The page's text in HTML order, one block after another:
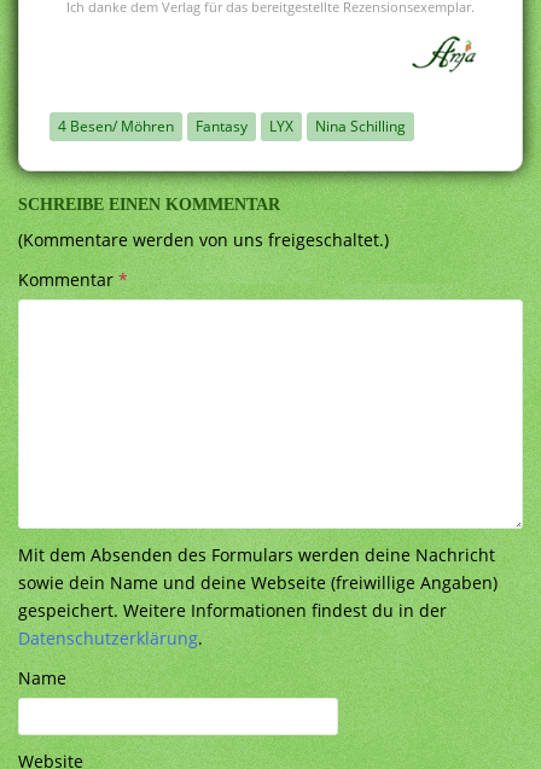
Ich danke dem Verlag für das bereitgestellte Rezensionsexemplar.
4 Besen/ Möhren Fantasy LYX Nina Schilling
SCHREIBE EINEN KOMMENTAR
(Kommentare werden von uns freigeschaltet.)
Kommentar*
Mit dem Absenden des Formulars werden deine Nachricht
sowie dein Name und deine Webseite (freiwillige Angaben)
gespeichert. Weitere Informationen findest du in der
Datenschutzerklärung.
Name
Website